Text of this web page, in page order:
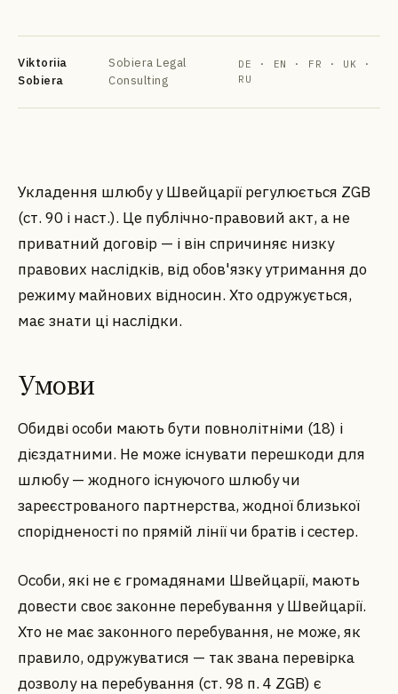
Viktoriia
Sobiera
Sobiera Legal
Consulting
DE · EN · FR · UK ·
RU
Укладення шлюбу у Швейцарії регулюється ZGB
(ст. 90 і наст.). Це публічно-правовий акт, а не
приватний договір — і він спричиняє низку
правових наслідків, від обов'язку утримання до
режиму майнових відносин. Хто одружується,
має знати ці наслідки.
Умови
Обидві особи мають бути повнолітніми (18) і
дієздатними. Не може існувати перешкоди для
шлюбу — жодного існуючого шлюбу чи
зареєстрованого партнерства, жодної близької
спорідненості по прямій лінії чи братів і сестер.
Особи, які не є громадянами Швейцарії, мають
довести своє законне перебування у Швейцарії.
Хто не має законного перебування, не може, як
правило, одружуватися — так звана перевірка
дозволу на перебування (ст. 98 п. 4 ZGB) є